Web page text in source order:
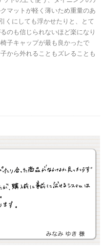
マットが軽く薄いため重量のあ
くにしても浮かせたりと、とて
のも信じられないほど楽になり
子キャップが最も良かったで
から外れることもズレることも